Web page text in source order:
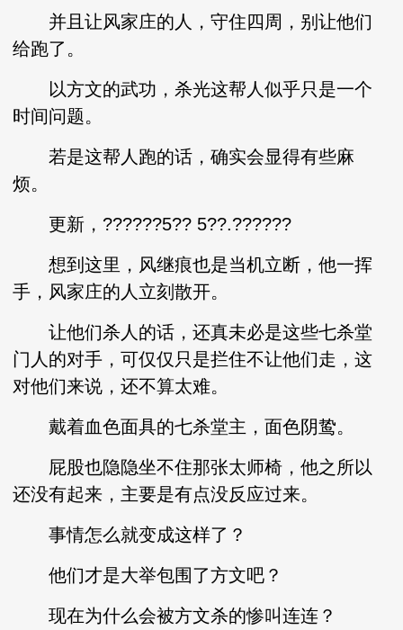
并且让风家庄的人，守住四周，别让他们
给跑了。
以方文的武功，杀光这帮人似乎只是一个
时间问题。
若是这帮人跑的话，确实会显得有些麻
烦。
更新，??????5?? 5??.??????
想到这里，风继痕也是当机立断，他一挥
手，风家庄的人立刻散开。
让他们杀人的话，还真未必是这些七杀堂
门人的对手，可仅仅只是拦住不让他们走，这
对他们来说，还不算太难。
戴着血色面具的七杀堂主，面色阴鸷。
屁股也隐隐坐不住那张太师椅，他之所以
还没有起来，主要是有点没反应过来。
事情怎么就变成这样了？
他们才是大举包围了方文吧？
现在为什么会被方文杀的惨叫连连？